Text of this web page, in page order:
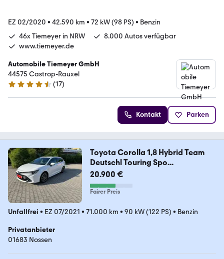
EZ 02/2020 • 42.590 km • 72 kW (98 PS) • Benzin
46x Tiemeyer in NRW
8.000 Autos verfügbar
www.tiemeyer.de
Automobile Tiemeyer GmbH
44575 Castrop-Rauxel
4.6 Sterne
(17)
Kontakt Parken
Toyota Corolla 1,8 Hybrid Team
Deutschl Touring Spo...
20.900 €
Fairer Preis
Unfallfrei • EZ 07/2021 • 71.000 km • 90 kW (122 PS) • Benzin
Privatanbieter
01683 Nossen